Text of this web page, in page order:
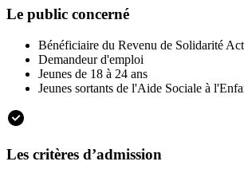
Le public concerné
Bénéficiaire du Revenu de Solidarité
Demandeur d'emploi
Jeunes de 18 à 24 ans
Jeunes sortants de l'Aide Sociale à
Les critères d’admission